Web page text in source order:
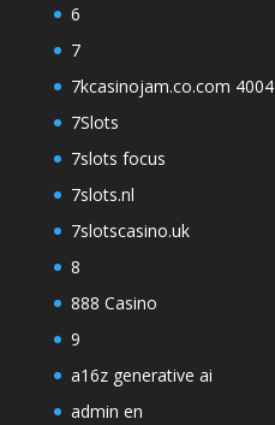
6
7
7kcasinojam.co.com 4004
7Slots
7slots focus
7slots.nl
7slotscasino.uk
8
888 Casino
9
a16z generative ai
admin en